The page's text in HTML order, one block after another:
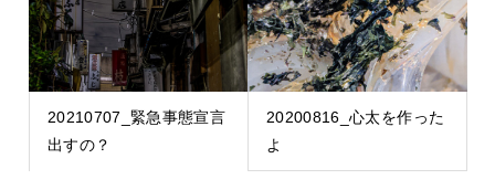
20210707_緊急事態宣言
出すの？
20200816_心太を作った
よ